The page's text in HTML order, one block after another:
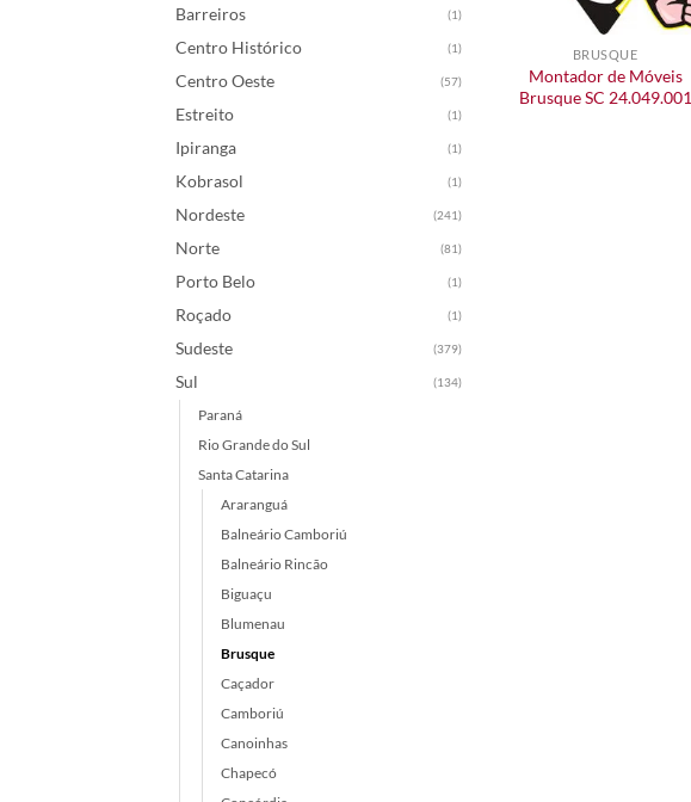
Barreiros (1)
Centro Histórico (1)
Centro Oeste (57)
Estreito (1)
Ipiranga (1)
Kobrasol (1)
Nordeste (241)
Norte (81)
Porto Belo (1)
Roçado (1)
Sudeste (379)
Sul (134)
Paraná
Rio Grande do Sul
Santa Catarina
Araranguá
Balneário Camboriú
Balneário Rincão
Biguaçu
Blumenau
Brusque
Caçador
Camboriú
Canoinhas
Chapecó
BRUSQUE
Montador de Móveis
Brusque SC 24.049.001